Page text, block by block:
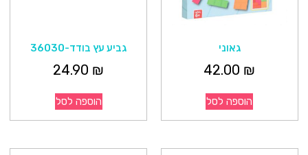
גאוני
42.00 ₪
הוספה לסל
גביע עץ בודד-36030
24.90 ₪
הוספה לסל